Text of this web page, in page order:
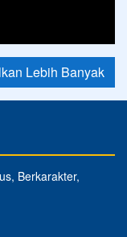
Lebih Banyak
Berkarakter,